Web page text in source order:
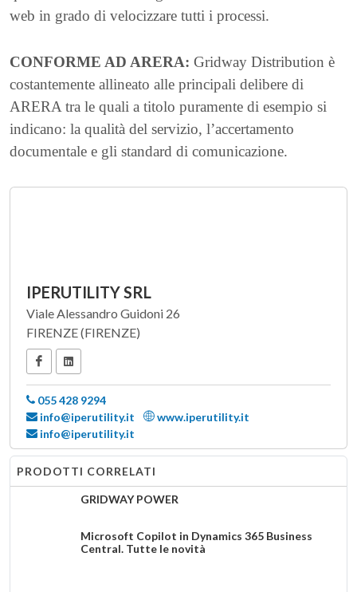
web in grado di velocizzare tutti i processi.
CONFORME AD ARERA: Gridway Distribution è
costantemente allineato alle principali delibere di
ARERA tra le quali a titolo puramente di esempio si
indicano: la qualità del servizio, l’accertamento
documentale e gli standard di comunicazione.
IPERUTILITY SRL
Viale Alessandro Guidoni 26
FIRENZE (FIRENZE)
055 428 9294
info@iperutility.it
www.iperutility.it
info@iperutility.it
PRODOTTI CORRELATI
GRIDWAY POWER
Microsoft Copilot in Dynamics 365 Business
Central. Tutte le novità